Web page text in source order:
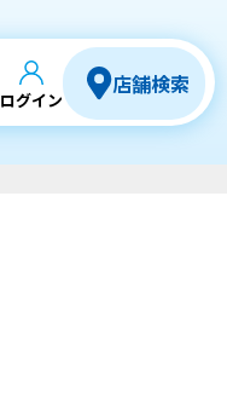
ログイン
店舗検索